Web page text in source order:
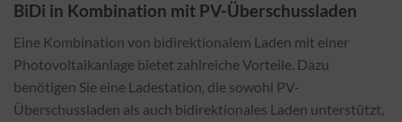
BiDi in Kombination mit PV-Überschussladen
Eine Kombination von bidirektionalem Laden mit einer
Photovoltaikanlage bietet zahlreiche Vorteile. Dazu
benötigen Sie eine Ladestation, die sowohl PV-
Überschussladen als auch bidirektionales Laden unterstützt,